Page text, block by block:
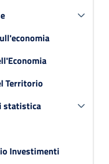
Territorio
statistica
Investimenti